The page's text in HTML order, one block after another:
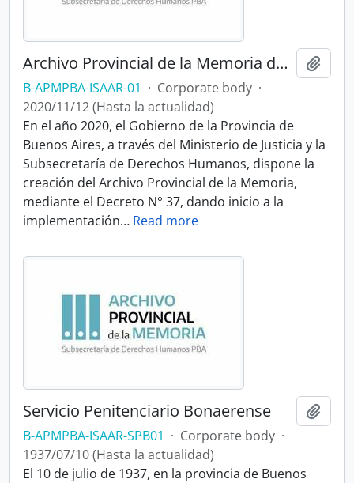
Archivo Provincial de la Memoria de la Provincia de Buenos Aires
B-APMPBA-ISAAR-01 · Corporate body ·
2020/11/12 (Hasta la actualidad)
En el año 2020, el Gobierno de la Provincia de
Buenos Aires, a través del Ministerio de Justicia y la
Subsecretaría de Derechos Humanos, dispone la
creación del Archivo Provincial de la Memoria,
mediante el Decreto N° 37, dando inicio a la
implementación… Read more
Servicio Penitenciario Bonaerense
B-APMPBA-ISAAR-SPB01 · Corporate body ·
1937/07/10 (Hasta la actualidad)
El 10 de julio de 1937, en la provincia de Buenos